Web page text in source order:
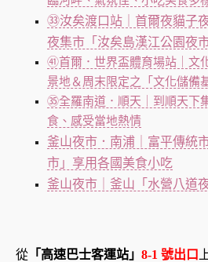
㉝汝矣渡口站｜首爾夜貓子
夜集市「汝矣島漢江公園夜
㊶首爾．世界盃體育場站｜文
景地＆周末限定之「文化儲備
㉟全羅南道．順天｜到順天下
食、感受當地熱情
釜山夜市．南浦｜富平傳統
市」享用各國美食小吃
釜山夜市｜釜山「水營八道
從 「高速巴士客運站」 8-1 號出口